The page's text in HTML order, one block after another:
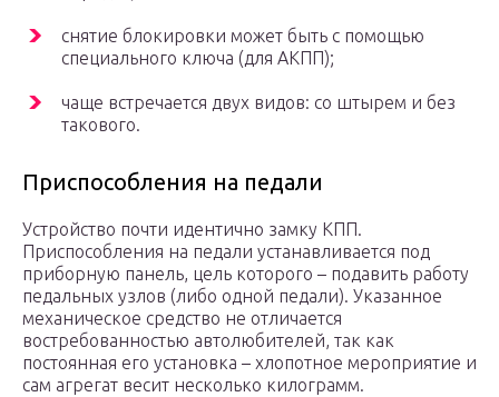
снятие блокировки может быть с помощью
специального ключа (для АКПП);
чаще встречается двух видов: со штырем и без
такового.
Приспособления на педали
Устройство почти идентично замку КПП.
Приспособления на педали устанавливается под
приборную панель, цель которого – подавить работу
педальных узлов (либо одной педали). Указанное
механическое средство не отличается
востребованностью автолюбителей, так как
постоянная его установка – хлопотное мероприятие и
сам агрегат весит несколько килограмм.